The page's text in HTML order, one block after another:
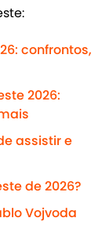
confrontos,
2026:
assistir e
de 2026?
Vojvoda